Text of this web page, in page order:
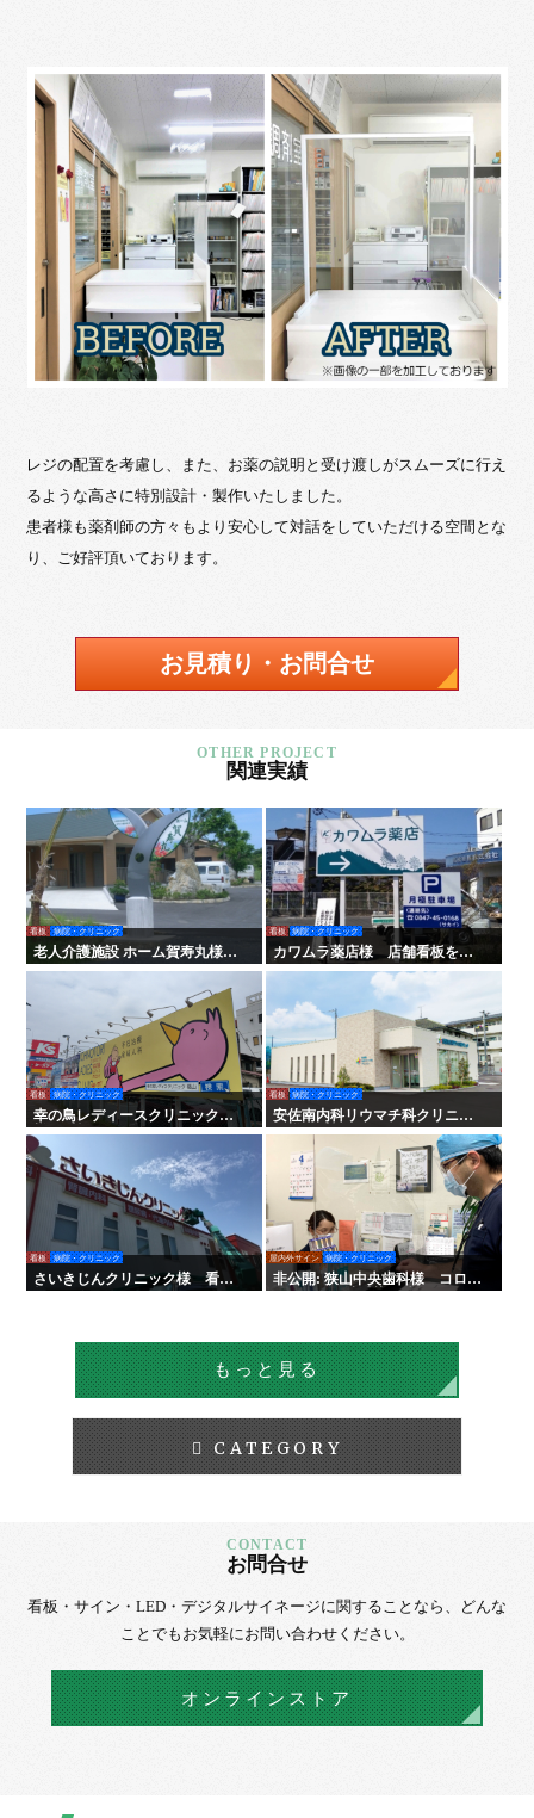
レジの配置を考慮し、また、お薬の説明と受け渡しがスムーズに行え
るような高さに特別設計・製作いたしました。
患者様も薬剤師の方々もより安心して対話をしていただける空間とな
り、ご好評頂いております。
お見積り・お問合せ
関連実績
看板 病院・クリニック
老人介護施設 ホーム賀寿丸様
TLライトパネル
看板 病院・クリニック
カワムラ薬店様 店舗看板を移
設させていただきました。
看板 病院・クリニック
幸の鳥レディースクリニック
様 看板・サイン
看板 病院・クリニック
安佐南内科リウマチ科クリニッ
ク様 看板・サイン
看板 病院・クリニック
さいきじんクリニック様 看
板・サイン
屋内外サイン 病院・クリニック
非公開: 狭山中央歯科様 コロナ
ウィルス飛沫感染予防アクリル
もっと見る
CATEGORY
お問合せ
看板・サイン・LED・デジタルサイネージに関することなら、
どんな
ことでもお気軽にお問い合わせください。
オンラインストア